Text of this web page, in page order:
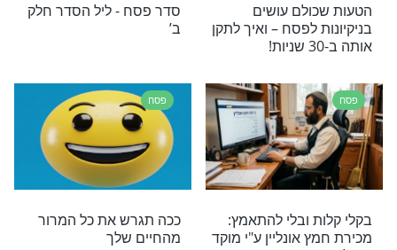
הסדר ושל חג
2 סגולות לזיווג הגון בליל